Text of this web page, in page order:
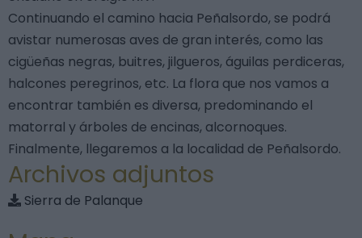
Continuando el camino hacia Peñalsordo, se podrá
avistar numerosas aves de gran interés, como las
cigüeñas negras, buitres, jilgueros, águilas perdiceras,
halcones peregrinos, etc. La flora que nos vamos a
encontrar también es diversa, predominando el
matorral y árboles de encinas, alcornoques.
Finalmente, llegaremos a la localidad de Peñalsordo.
Archivos adjuntos
Sierra de Palanque